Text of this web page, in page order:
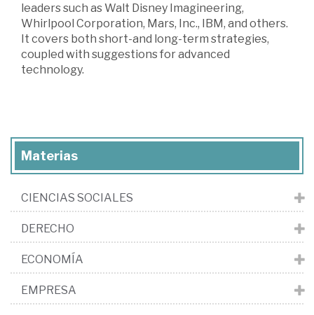
leaders such as Walt Disney Imagineering,
Whirlpool Corporation, Mars, Inc., IBM, and others.
It covers both short-and long-term strategies,
coupled with suggestions for advanced
technology.
Materias
CIENCIAS SOCIALES
DERECHO
ECONOMÍA
EMPRESA